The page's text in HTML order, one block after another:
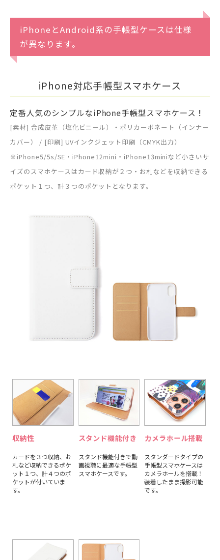
iPhoneとAndroid系の手帳型ケースは仕様
が異なります。
iPhone対応手帳型スマホケース
定番人気のシンプルなiPhone手帳型スマホケース！
[素材] 合成皮革（塩化ビニール）・ポリカーボネート（インナー
カバー） / [印刷] UVインクジェット印刷（CMYK出力）
※iPhone5/5s/SE・iPhone12mini・iPhone13miniなど小さいサ
イズのスマホケースはカード収納が２つ・お札などを収納できる
ポケット１つ、計３つのポケットとなります。
収納性
カードを３つ収納、お
札など収納できるポケ
ット１つ、計４つのポ
ケットが付いていま
す。
スタンド機能付き
スタンド機能付きで動
画視聴に最適な手帳型
スマホケースです。
カメラホール搭載
スタンダードタイプの
手帳型スマホケースは
カメラホールを搭載！
装着したまま撮影可能
です。